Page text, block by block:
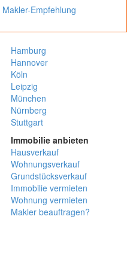
Makler-Empfehlung
Hamburg
Hannover
Köln
Leipzig
München
Nürnberg
Stuttgart
Immobilie anbieten
Hausverkauf
Wohnungsverkauf
Grundstücksverkauf
Immobilie vermieten
Wohnung vermieten
Makler beauftragen?